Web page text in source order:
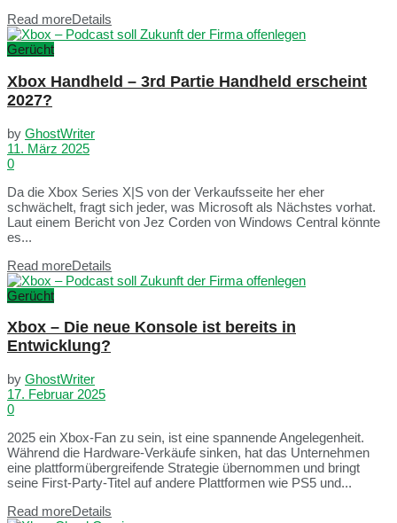
Read moreDetails
Gerücht
Xbox Handheld – 3rd Partie Handheld erscheint
2027?
by GhostWriter
11. März 2025
0
Da die Xbox Series X|S von der Verkaufsseite her eher
schwächelt, fragt sich jeder, was Microsoft als Nächstes vorhat.
Laut einem Bericht von Jez Corden von Windows Central könnte
es...
Read moreDetails
Gerücht
Xbox – Die neue Konsole ist bereits in
Entwicklung?
by GhostWriter
17. Februar 2025
0
2025 ein Xbox-Fan zu sein, ist eine spannende Angelegenheit.
Während die Hardware-Verkäufe sinken, hat das Unternehmen
eine plattformübergreifende Strategie übernommen und bringt
seine First-Party-Titel auf andere Plattformen wie PS5 und...
Read moreDetails